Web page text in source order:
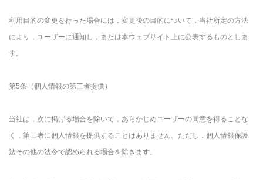
利用目的の変更を行った場合には，変更後の目的について，当社所定の方法
により，ユーザーに通知し，または本ウェブサイト上に公表するものとしま
す。
第5条（個人情報の第三者提供）
当社は，次に掲げる場合を除いて，あらかじめユーザーの同意を得ることな
く，第三者に個人情報を提供することはありません。ただし，個人情報保護
法その他の法令で認められる場合を除きます。